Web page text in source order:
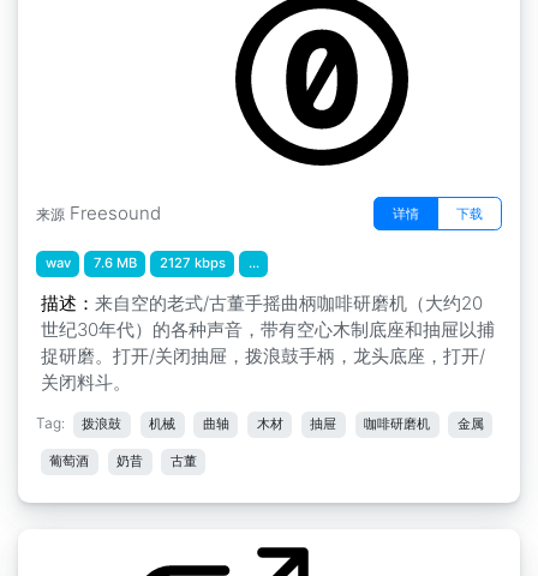
来源 Freesound 详情 下载
wav 7.6 MB 2127 kbps ...
描述： 来自空的老式/古董手摇曲柄咖啡研磨机（大约20
世纪30年代）的各种声音，带有空心木制底座和抽屉以捕
捉研磨。打开/关闭抽屉，拨浪鼓手柄，龙头底座，打开/
关闭料斗。
Tag: 拨浪鼓 机械 曲轴 木材 抽屉 咖啡研磨机 金属
葡萄酒 奶昔 古董